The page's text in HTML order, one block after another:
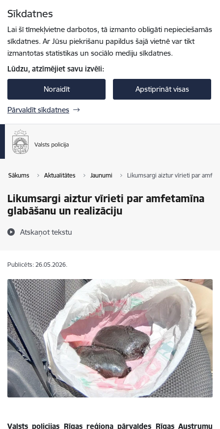
Sīkdatnes
Lai šī tīmekļvietne darbotos, tā izmanto obligāti nepieciešamās
sīkdatnes. Ar Jūsu piekrišanu papildus šajā vietnē var tikt
izmantotas statistikas un sociālo mediju sīkdatnes.
Lūdzu, atzīmējiet savu izvēli:
Noraidīt Apstiprināt visas
Pārvaldīt sīkdatnes
Sākums Aktualitātes Jaunumi Likumsargi aiztur vīrieti par
Likumsargi aiztur vīrieti par amfetamīna
glabāšanu un realizāciju
Atskaņot tekstu
Publicēts: 26.05.2026.
Valsts policijas Rīgas reģiona pārvaldes Rīgas Austrumu